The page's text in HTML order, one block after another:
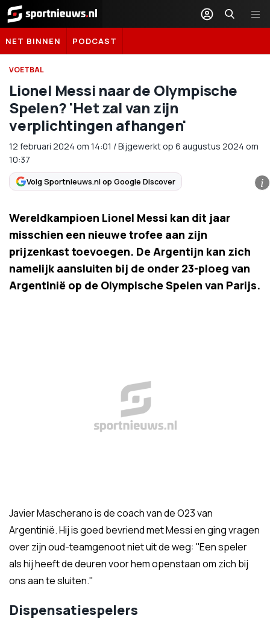
Sportnieuws.nl
NET BINNEN PODCAST
VOETBAL
Lionel Messi naar de Olympische
Spelen? 'Het zal van zijn
verplichtingen afhangen'
12 februari 2024 om 14:01 /Bijgewerkt op 6 augustus 2024 om
10:37
Volg Sportnieuws.nl op Google Discover i
Wereldkampioen Lionel Messi kan dit jaar
misschien een nieuwe trofee aan zijn
prijzenkast toevoegen. De Argentijn kan zich
namelijk aansluiten bij de onder 23-ploeg van
Argentinië op de Olympische Spelen van Parijs.
Javier Mascherano is de coach van de O23 van
Argentinië. Hij is goed bevriend met Messi en ging vragen
over zijn oud-teamgenoot niet uit de weg: ''Een speler
als hij heeft de deuren voor hem openstaan om zich bij
ons aan te sluiten.''
Dispensatiespelers